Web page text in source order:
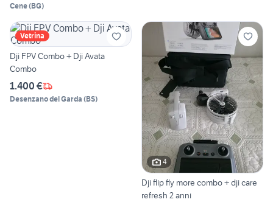
Cene(BG)
Vetrina
Dji FPV Combo + Dji Avata
Combo
1.400 €
Desenzano del Garda (BS)
4
Dji flip fly more combo + dji care
refresh 2 anni